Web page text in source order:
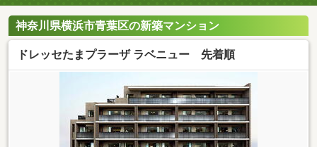
神奈川県横浜市青葉区の新築マンション
ドレッセたまプラーザ ラベニュー 先着順